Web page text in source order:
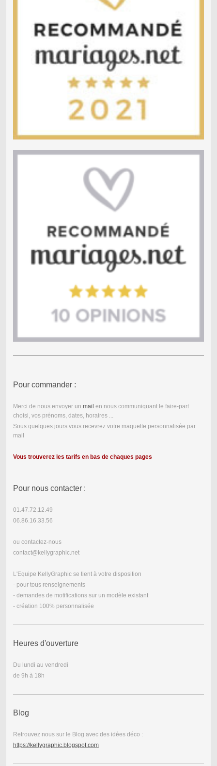
Pour commander :
Merci de nous envoyer un mail en nous communiquant le faire-part
choisi, vos prénoms, dates, horaires ...
Sous quelques jours vous recevrez votre maquette personnalisée par
mail
Vous trouverez les tarifs en bas de chaques pages
Pour nous contacter :
01.47.72.12.49
06.86.16.33.56
ou contactez-nous
contact@kellygraphic.net
L'Equipe KellyGraphic se tient à votre disposition
- pour tous renseignements
- demandes de motifications sur un modèle existant
- création 100% personnalisée
Heures d'ouverture
Du lundi au vendredi
de 9h à 18h
Blog
Retrouvez nous sur le Blog avec des idées déco :
https://kellygraphic.blogspot.com